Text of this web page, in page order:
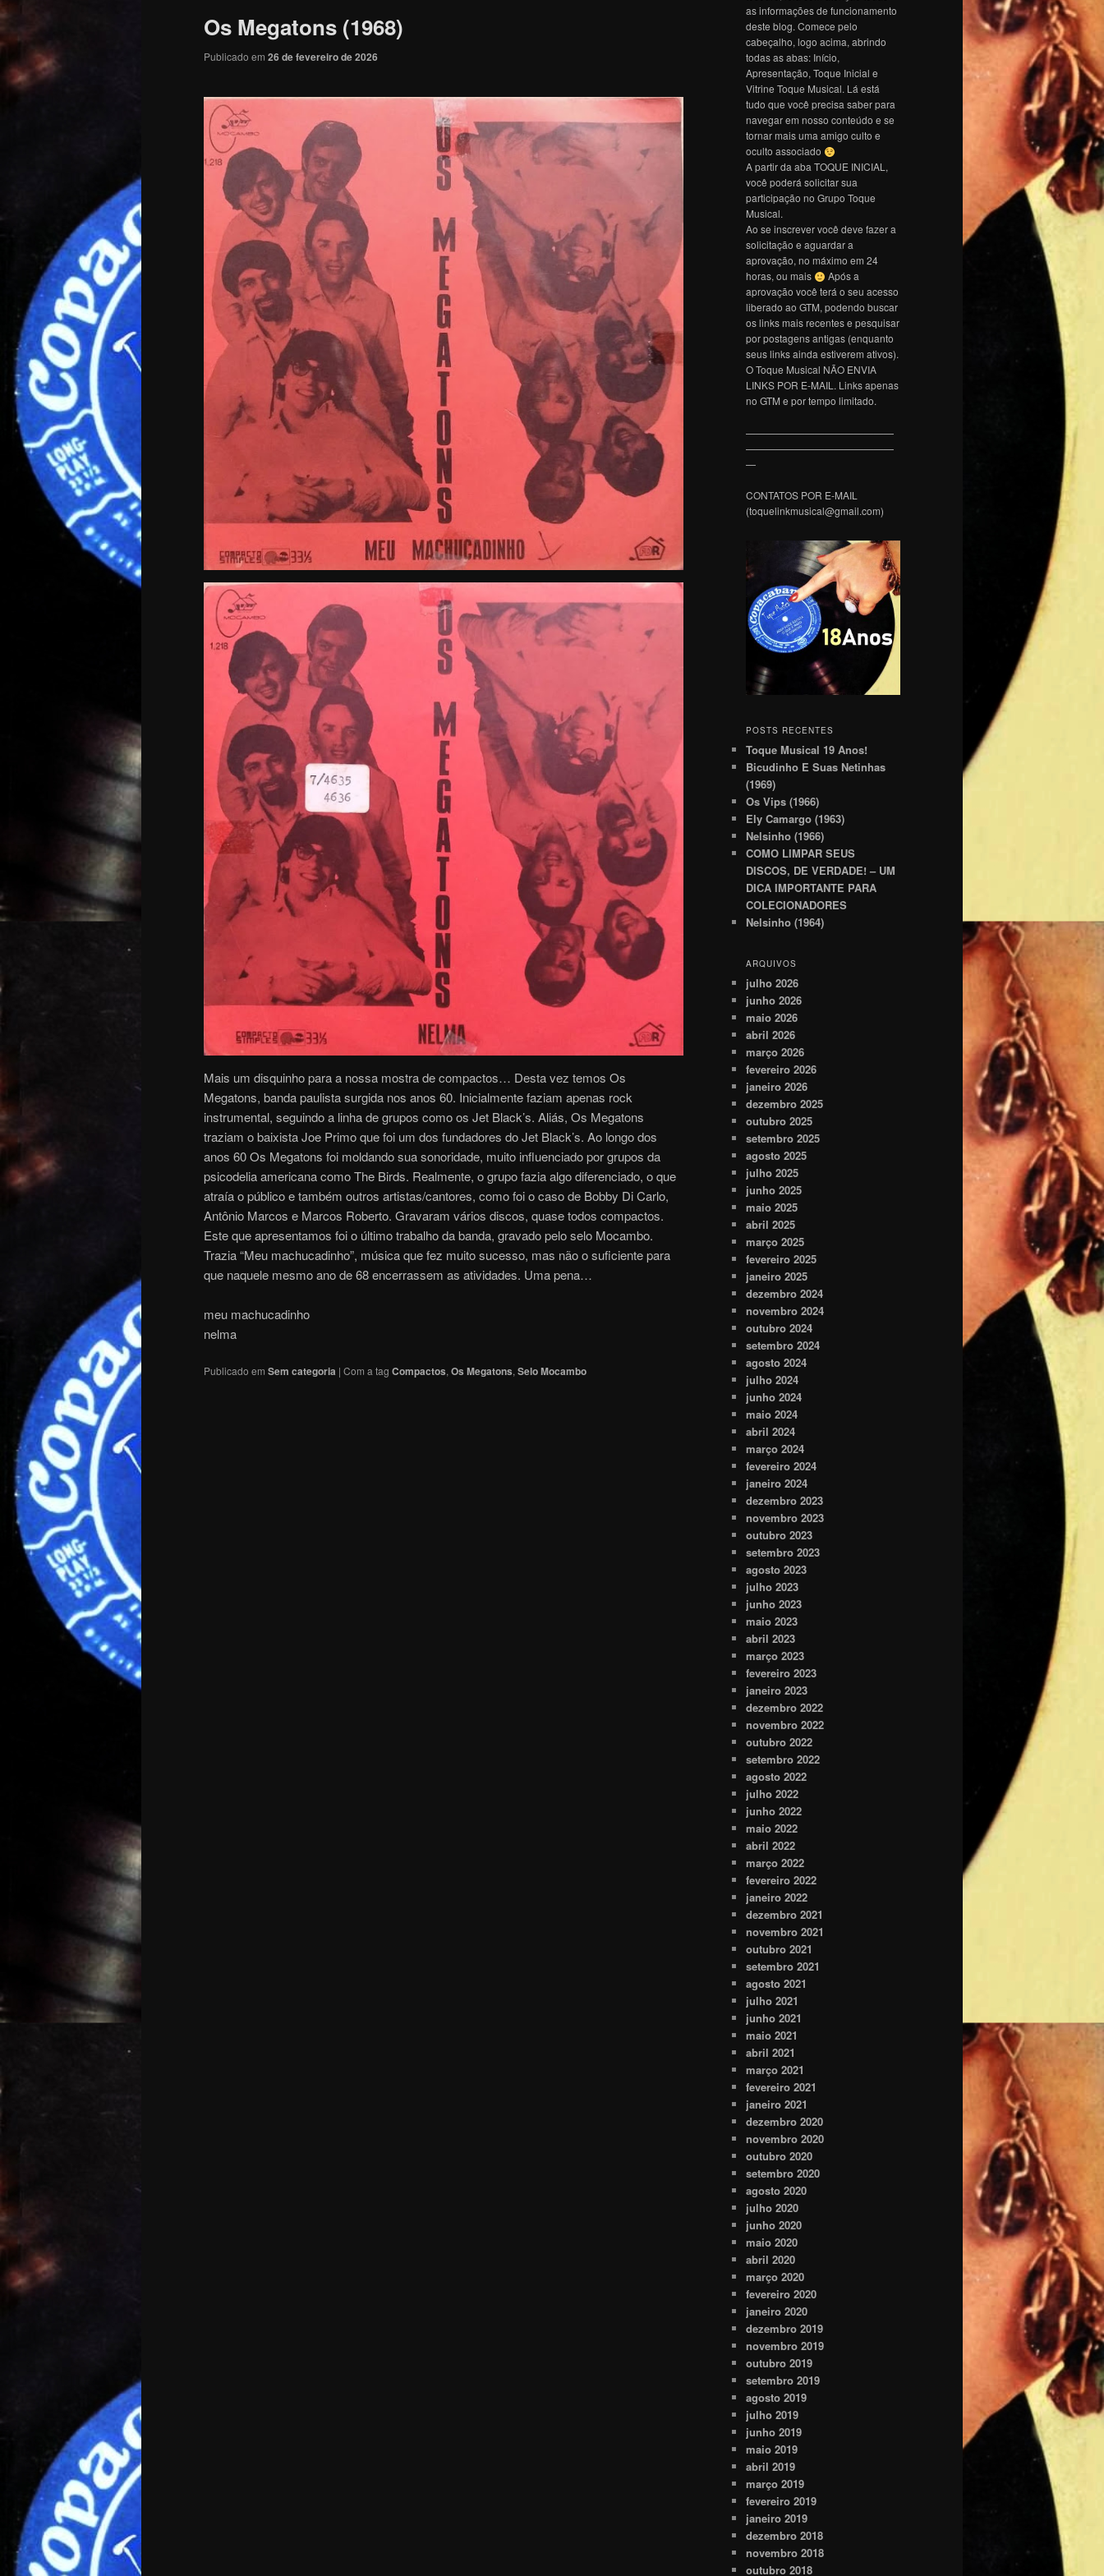
Os Megatons (1968)
Publicado em 26 de fevereiro de 2026
Mais um disquinho para a nossa mostra de compactos… Desta vez temos Os
Megatons, banda paulista surgida nos anos 60. Inicialmente faziam apenas rock
instrumental, seguindo a linha de grupos como os Jet Black’s. Aliás, Os Megatons
traziam o baixista Joe Primo que foi um dos fundadores do Jet Black’s. Ao longo dos
anos 60 Os Megatons foi moldando sua sonoridade, muito influenciado por grupos da
psicodelia americana como The Birds. Realmente, o grupo fazia algo diferenciado, o que
atraía o público e também outros artistas/cantores, como foi o caso de Bobby Di Carlo,
Antônio Marcos e Marcos Roberto. Gravaram vários discos, quase todos compactos.
Este que apresentamos foi o último trabalho da banda, gravado pelo selo Mocambo.
Trazia “Meu machucadinho”, música que fez muito sucesso, mas não o suficiente para
que naquele mesmo ano de 68 encerrassem as atividades. Uma pena…
meu machucadinho
nelma
Publicado em Sem categoria | Com a tag Compactos, Os Megatons, Selo Mocambo
as informações de funcionamento
deste blog. Comece pelo
cabeçalho, logo acima, abrindo
todas as abas: Início,
Apresentação, Toque Inicial e
Vitrine Toque Musical. Lá está
tudo que você precisa saber para
navegar em nosso conteúdo e se
tornar mais uma amigo culto e
oculto associado
A partir da aba TOQUE INICIAL,
você poderá solicitar sua
participação no Grupo Toque
Musical.
Ao se inscrever você deve fazer a
solicitação e aguardar a
aprovação, no máximo em 24
horas, ou mais
Após a
aprovação você terá o seu acesso
liberado ao GTM, podendo buscar
os links mais recentes e pesquisar
por postagens antigas (enquanto
seus links ainda estiverem ativos).
O Toque Musical NÃO ENVIA
LINKS POR E-MAIL. Links apenas
no GTM e por tempo limitado.
———————————————
———————————————
—
CONTATOS POR E-MAIL
(toquelinkmusical@gmail.com)
POSTS RECENTES
Toque Musical 19 Anos!
Bicudinho E Suas Netinhas
(1969)
Os Vips (1966)
Ely Camargo (1963)
Nelsinho (1966)
COMO LIMPAR SEUS
DISCOS, DE VERDADE! – UM
DICA IMPORTANTE PARA
COLECIONADORES
Nelsinho (1964)
ARQUIVOS
julho 2026
junho 2026
maio 2026
abril 2026
março 2026
fevereiro 2026
janeiro 2026
dezembro 2025
outubro 2025
setembro 2025
agosto 2025
julho 2025
junho 2025
maio 2025
abril 2025
março 2025
fevereiro 2025
janeiro 2025
dezembro 2024
novembro 2024
outubro 2024
setembro 2024
agosto 2024
julho 2024
junho 2024
maio 2024
abril 2024
março 2024
fevereiro 2024
janeiro 2024
dezembro 2023
novembro 2023
outubro 2023
setembro 2023
agosto 2023
julho 2023
junho 2023
maio 2023
abril 2023
março 2023
fevereiro 2023
janeiro 2023
dezembro 2022
novembro 2022
outubro 2022
setembro 2022
agosto 2022
julho 2022
junho 2022
maio 2022
abril 2022
março 2022
fevereiro 2022
janeiro 2022
dezembro 2021
novembro 2021
outubro 2021
setembro 2021
agosto 2021
julho 2021
junho 2021
maio 2021
abril 2021
março 2021
fevereiro 2021
janeiro 2021
dezembro 2020
novembro 2020
outubro 2020
setembro 2020
agosto 2020
julho 2020
junho 2020
maio 2020
abril 2020
março 2020
fevereiro 2020
janeiro 2020
dezembro 2019
novembro 2019
outubro 2019
setembro 2019
agosto 2019
julho 2019
junho 2019
maio 2019
abril 2019
março 2019
fevereiro 2019
janeiro 2019
dezembro 2018
novembro 2018
outubro 2018